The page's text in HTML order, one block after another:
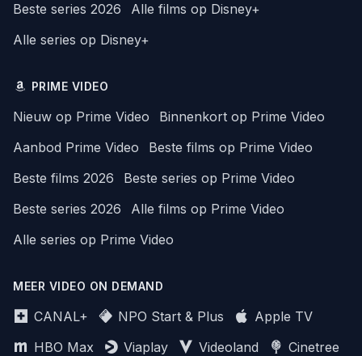
Beste series 2026
Alle films op Disney+
Alle series op Disney+
PRIME VIDEO
Nieuw op Prime Video
Binnenkort op Prime Video
Aanbod Prime Video
Beste films op Prime Video
Beste films 2026
Beste series op Prime Video
Beste series 2026
Alle films op Prime Video
Alle series op Prime Video
MEER VIDEO ON DEMAND
CANAL+ NPO Start & Plus
Apple TV
HBO Max
Viaplay Videoland Cinetree